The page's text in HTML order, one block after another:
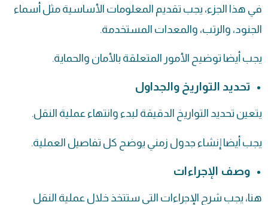
في هذا الجزء، يجب تقديم المعلومات الأساسية مثل أسماء
الجنود، والرتب، والمعدات المستخدمة.
يجب أيضا توضيح الأمور المتعلقة بالأمان والحماية.
تحديد التواريخ والجداول
يتعين تحديد التواريخ الدقيقة لبدء وانتهاء عملية النقل.
يجب أيضا إنشاء جدول زمني يوضح كل تفاصيل العملية.
وصف الإجراءات
هنا، يجب شرح الإجراءات التي ستتخذ خلال عملية النقل